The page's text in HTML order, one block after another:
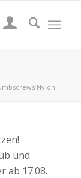
Nylon
und
ab 17.08.